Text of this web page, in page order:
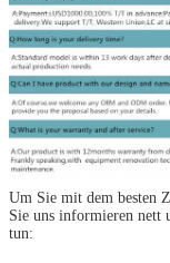
Um Sie mit dem besten
Sie uns informieren nett
tun: